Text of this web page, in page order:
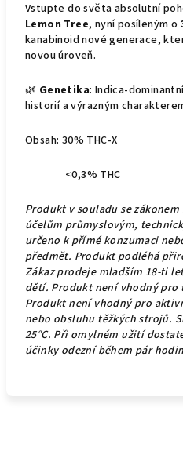
Vstupte do světa absolutní
Lemon Tree, nyní posíleným o
kanabinoid nové generace,
novou úroveň.
🌿 Genetika: Indica-
historií a výrazným
Obsah: 30% THC-X
<0,3% THC
Produkt v souladu se zákonem
účelům průmyslovým,
určeno k přímé konzumaci
předmět. Produkt podléhá
Zákaz prodeje mladším 18-ti
dětí. Produkt není vhodný pro
Produkt není vhodný pro
nebo obsluhu těžkých strojů.
25°C. Při omylném užití
účinky odezní během pár